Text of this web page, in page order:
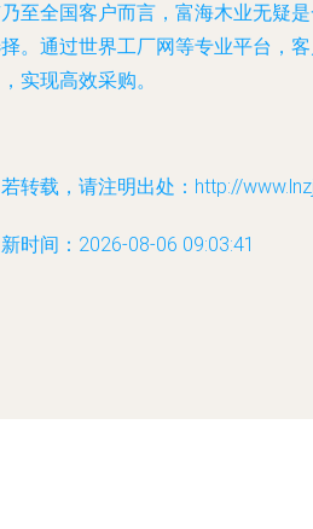
至全国客户而言，富海木业无疑
。通过世界工厂网等专业平台，
实现高效采购。
转载，请注明出处：http://
时间：2026-08-06 09:03:41